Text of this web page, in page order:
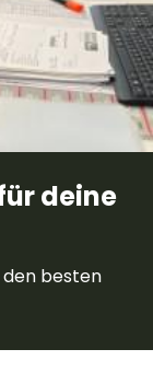
deine
den besten